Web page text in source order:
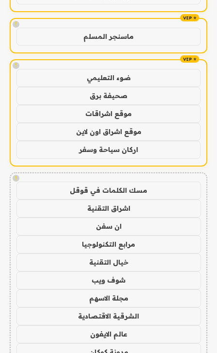
!
ماسنجر المسلم
!
ضوء التعليمي
صحيفة برق
موقع اشراقات
موقع اشراق اون لاين
اركان سياحة وسفر
!
مسك الكلمات في قوقل
اشراق التقنية
ان سفن
مرابع التكنولوجيا
خيال التقنية
شوف ويب
مجلة الاسهم
الشرقية الاقتصادية
عالم الايفون